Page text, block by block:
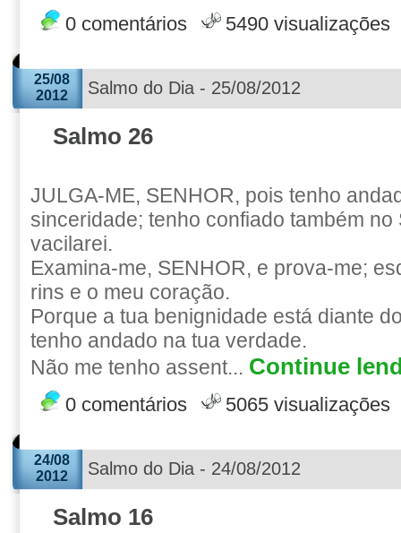
0 comentários 5490 visualizações
25/08
2012
Salmo do Dia - 25/08/2012
Salmo 26
JULGA-ME, SENHOR, pois tenho
sinceridade; tenho confiado também no
vacilarei.
Examina-me, SENHOR, e prova-me;
rins e o meu coração.
Porque a tua benignidade está diante
tenho andado na tua verdade.
Não me tenho assent... Continue
0 comentários 5065 visualizações
24/08
2012
Salmo do Dia - 24/08/2012
Salmo 16